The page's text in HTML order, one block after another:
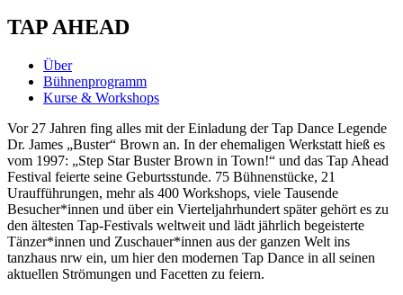
TAP AHEAD
Über
Bühnenprogramm
Kurse & Workshops
Vor 27 Jahren fing alles mit der Einladung der Tap Dance Legende
Dr. James „Buster“ Brown an. In der ehemaligen Werkstatt hieß es
vom 1997: „Step Star Buster Brown in Town!“ und das Tap Ahead
Festival feierte seine Geburtsstunde. 75 Bühnenstücke, 21
Uraufführungen, mehr als 400 Workshops, viele Tausende
Besucher*innen und über ein Vierteljahrhundert später gehört es zu
den ältesten Tap-Festivals weltweit und lädt jährlich begeisterte
Tänzer*innen und Zuschauer*innen aus der ganzen Welt ins
tanzhaus nrw ein, um hier den modernen Tap Dance in all seinen
aktuellen Strömungen und Facetten zu feiern.